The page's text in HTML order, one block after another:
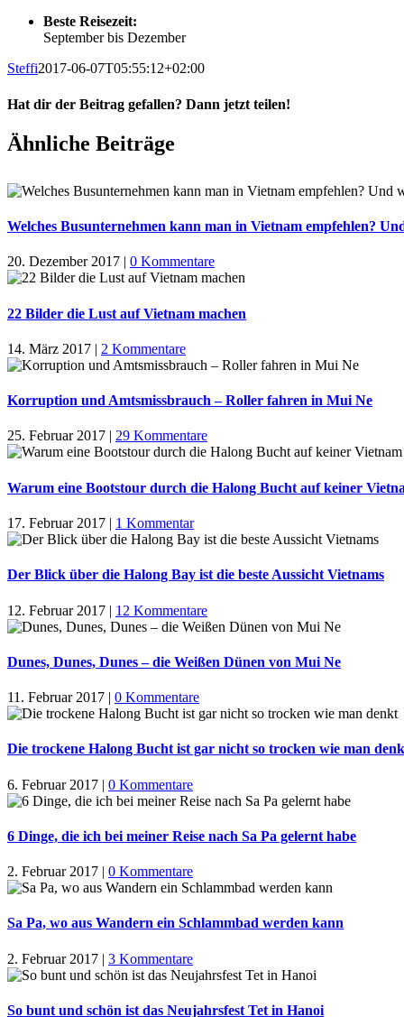
Beste Reisezeit:
September bis Dezember
Steffi2017-06-07T05:55:12+02:00
Hat dir der Beitrag gefallen? Dann jetzt teilen!
Facebook
X
Pinterest
E-
Mail
Ähnliche Beiträge
Welches Busunternehmen kann man in Vietnam empfehlen?
20. Dezember 2017 | 0 Kommentare
22 Bilder die Lust auf Vietnam machen
14. März 2017 | 2 Kommentare
Korruption und Amtsmissbrauch – Roller fahren in Mui Ne
25. Februar 2017 | 29 Kommentare
Warum eine Bootstour durch die Halong Bucht auf keiner
17. Februar 2017 | 1 Kommentar
Der Blick über die Halong Bay ist die beste Aussicht Vietnams
12. Februar 2017 | 12 Kommentare
Dunes, Dunes, Dunes – die Weißen Dünen von Mui Ne
11. Februar 2017 | 0 Kommentare
Die trockene Halong Bucht ist gar nicht so trocken wie man
6. Februar 2017 | 0 Kommentare
6 Dinge, die ich bei meiner Reise nach Sa Pa gelernt habe
2. Februar 2017 | 0 Kommentare
Sa Pa, wo aus Wandern ein Schlammbad werden kann
2. Februar 2017 | 3 Kommentare
So bunt und schön ist das Neujahrsfest Tet in Hanoi